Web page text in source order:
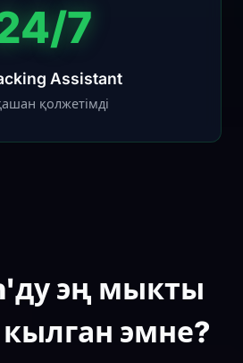
7
Assistant
қолжетімді
эң мыкты
эмне?